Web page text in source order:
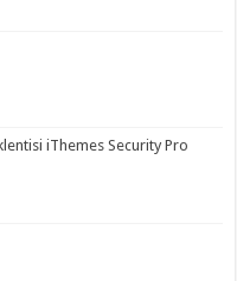
iThemes Security Pro